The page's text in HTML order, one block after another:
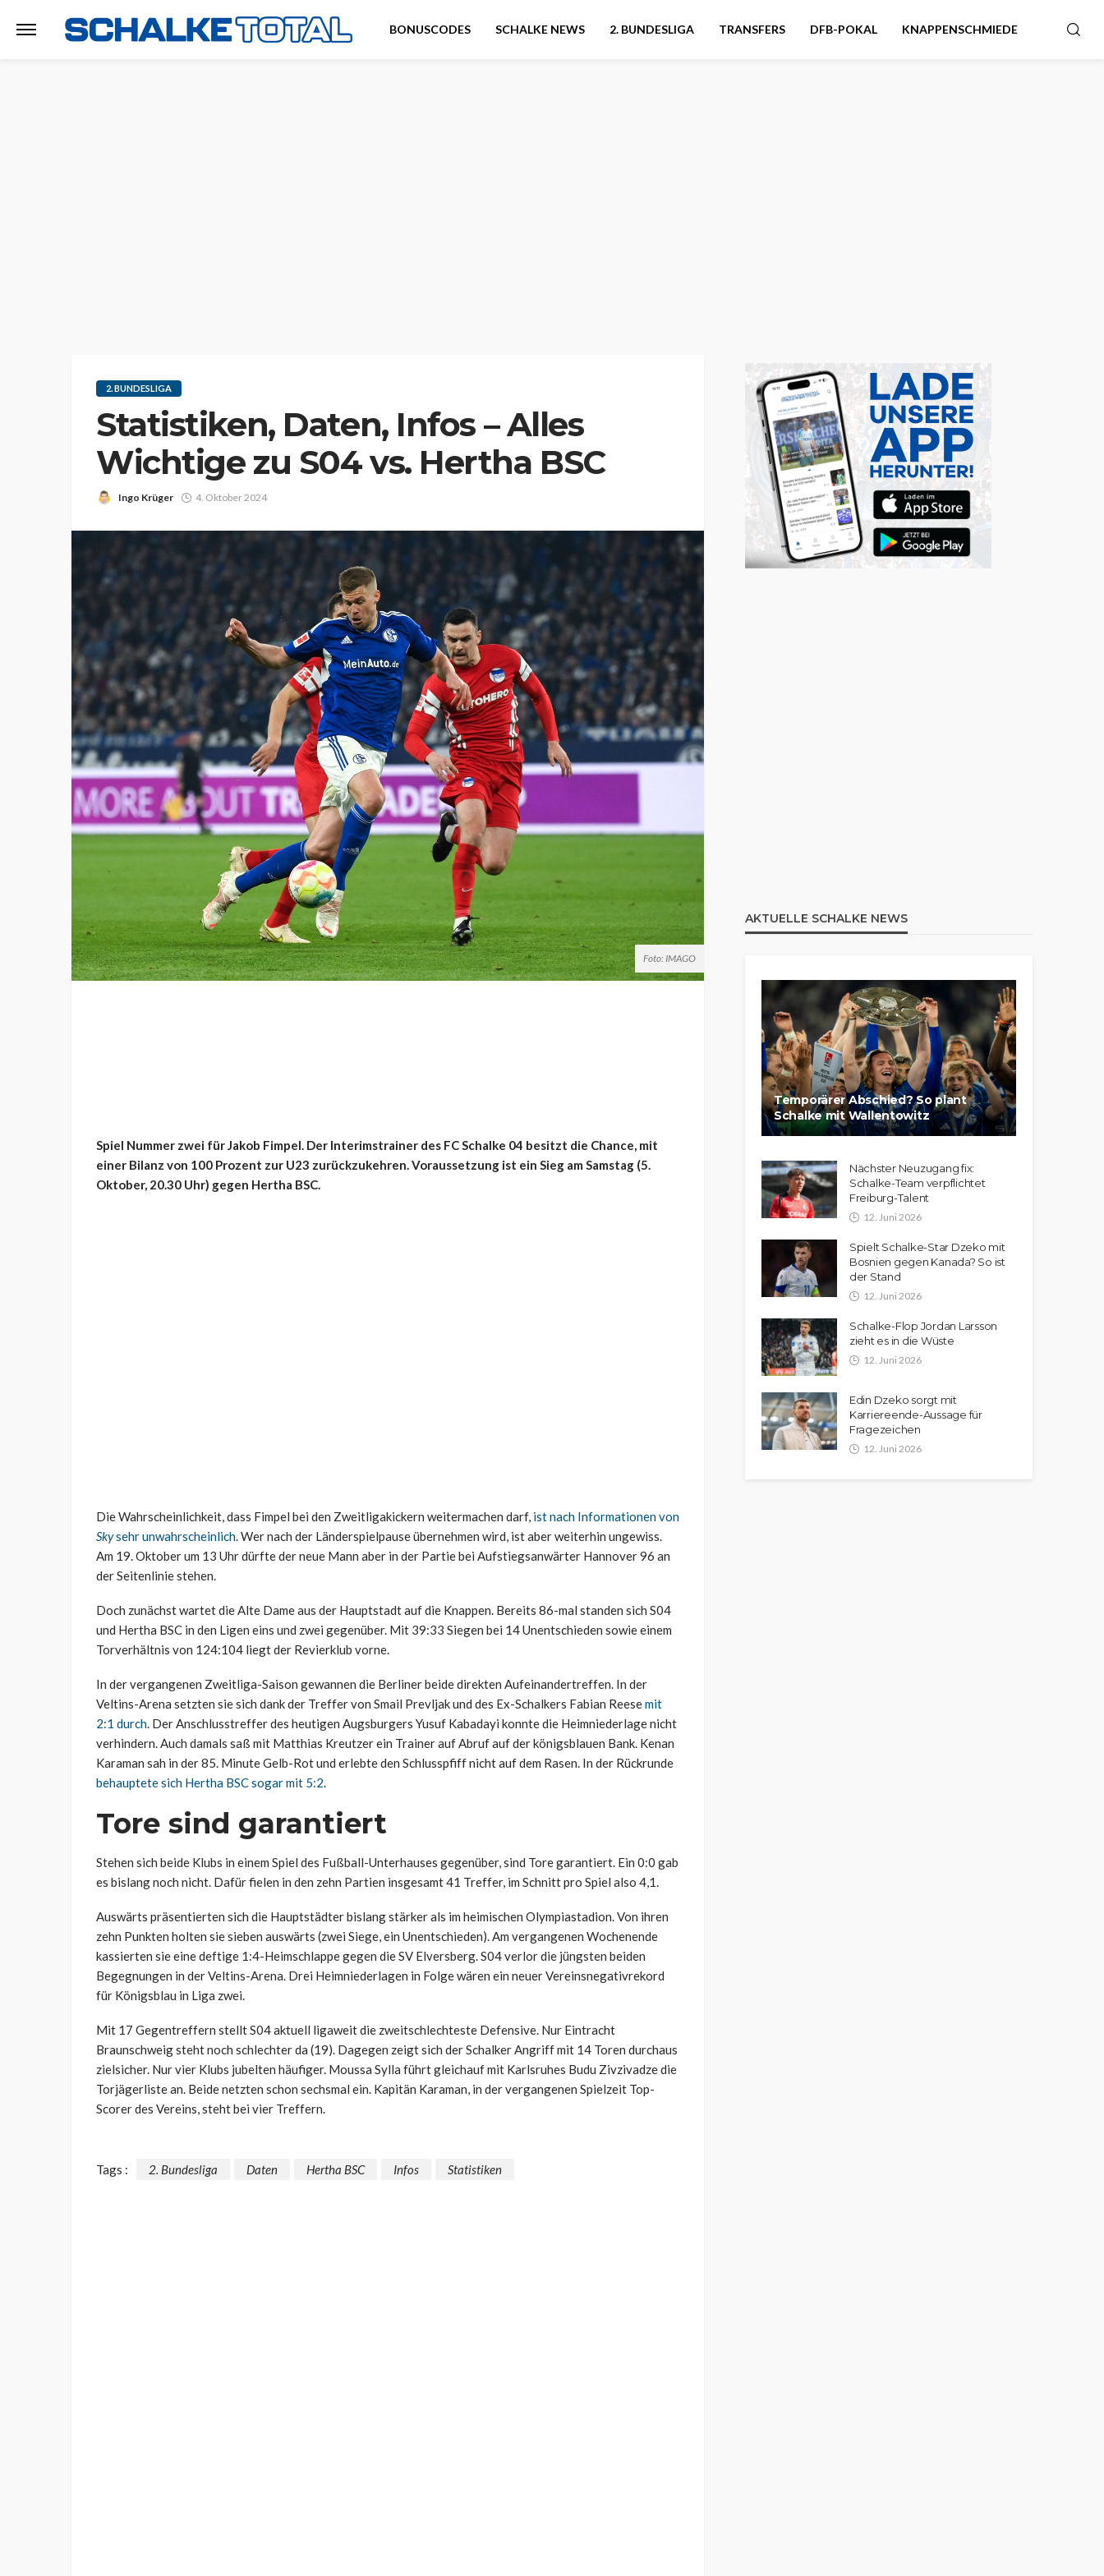
BONUSCODES SCHALKE NEWS 2. BUNDESLIGA TRANSFERS DFB-POKAL KNAPPENSCHMIEDE
2. BUNDESLIGA
Statistiken, Daten, Infos – Alles
Wichtige zu S04 vs. Hertha BSC
Ingo Krüger 4. Oktober 2024
Foto: IMAGO
Spiel Nummer zwei für Jakob Fimpel. Der Interimstrainer des FC Schalke 04 besitzt die Chance, mit
einer Bilanz von 100 Prozent zur U23 zurückzukehren. Voraussetzung ist ein Sieg am Samstag (5.
Oktober, 20.30 Uhr) gegen Hertha BSC.
Die Wahrscheinlichkeit, dass Fimpel bei den Zweitligakickern weitermachen darf, ist nach Informationen von
Skysehr unwahrscheinlich. Wer nach der Länderspielpause übernehmen wird, ist aber weiterhin ungewiss.
Am 19. Oktober um 13 Uhr dürfte der neue Mann aber in der Partie bei Aufstiegsanwärter Hannover 96 an
der Seitenlinie stehen.
Doch zunächst wartet die Alte Dame aus der Hauptstadt auf die Knappen. Bereits 86-mal standen sich S04
und Hertha BSC in den Ligen eins und zwei gegenüber. Mit 39:33 Siegen bei 14 Unentschieden sowie einem
Torverhältnis von 124:104 liegt der Revierklub vorne.
In der vergangenen Zweitliga-Saison gewannen die Berliner beide direkten Aufeinandertreffen. In der
Veltins-Arena setzten sie sich dank der Treffer von Smail Prevljak und des Ex-Schalkers Fabian Reesemit
2:1 durch. Der Anschlusstreffer des heutigen Augsburgers Yusuf Kabadayi konnte die Heimniederlage nicht
verhindern. Auch damals saß mit Matthias Kreutzer ein Trainer auf Abruf auf der königsblauen Bank. Kenan
Karaman sah in der 85. Minute Gelb-Rot und erlebte den Schlusspfiff nicht auf dem Rasen. In der Rückrunde
behauptete sich Hertha BSC sogar mit 5:2.
Tore sind garantiert
Stehen sich beide Klubs in einem Spiel des Fußball-Unterhauses gegenüber, sind Tore garantiert. Ein 0:0 gab
es bislang noch nicht. Dafür fielen in den zehn Partien insgesamt 41 Treffer, im Schnitt pro Spiel also 4,1.
Auswärts präsentierten sich die Hauptstädter bislang stärker als im heimischen Olympiastadion. Von ihren
zehn Punkten holten sie sieben auswärts (zwei Siege, ein Unentschieden). Am vergangenen Wochenende
kassierten sie eine deftige 1:4-Heimschlappe gegen die SV Elversberg. S04 verlor die jüngsten beiden
Begegnungen in der Veltins-Arena. Drei Heimniederlagen in Folge wären ein neuer Vereinsnegativrekord
für Königsblau in Liga zwei.
Mit 17 Gegentreffern stellt S04 aktuell ligaweit die zweitschlechteste Defensive. Nur Eintracht
Braunschweig steht noch schlechter da (19). Dagegen zeigt sich der Schalker Angriff mit 14 Toren durchaus
zielsicher. Nur vier Klubs jubelten häufiger. Moussa Sylla führt gleichauf mit Karlsruhes Budu Zivzivadze die
Torjägerliste an. Beide netzten schon sechsmal ein. Kapitän Karaman, in der vergangenen Spielzeit Top-
Scorer des Vereins, steht bei vier Treffern.
Tags : 2. Bundesliga Daten Hertha BSC Infos Statistiken
AKTUELLE SCHALKE NEWS
Temporärer Abschied? So plant
Schalke mit Wallentowitz
Nächster Neuzugang fix:
Schalke-Team verpflichtet
Freiburg-Talent
12. Juni 2026
Spielt Schalke-Star Dzeko mit
Bosnien gegen Kanada? So ist
der Stand
12. Juni 2026
Schalke-Flop Jordan Larsson
zieht es in die Wüste
12. Juni 2026
Edin Dzeko sorgt mit
Karriereende-Aussage für
Fragezeichen
12. Juni 2026